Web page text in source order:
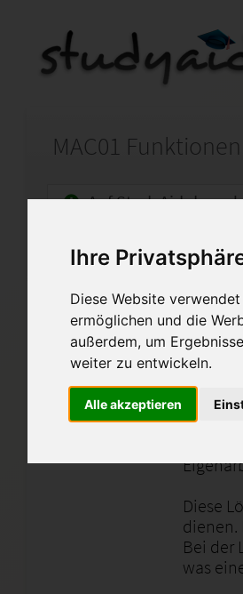
Ihre
Diese Website
ermöglichen und die
außerdem, um
weiter zu entwickeln.
Alle akzeptieren
Auf StudyAid.de
Startseite Abitur und
Hier
der SGD
Diese
Die
Diese
dienen.
Bei der
was